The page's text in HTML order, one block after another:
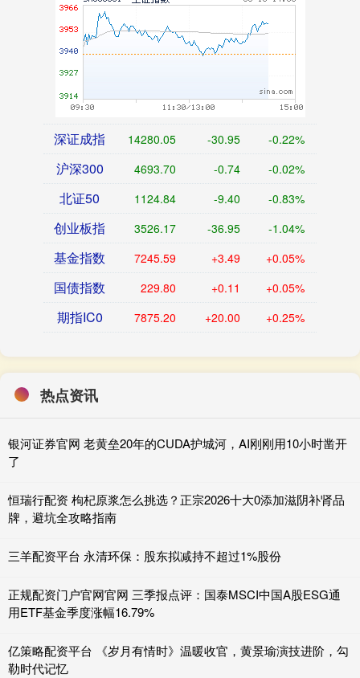
深证成指 14280.05 -30.95 -0.22%
沪深300 4693.70 -0.74 -0.02%
北证50 1124.84 -9.40 -0.83%
创业板指 3526.17 -36.95 -1.04%
基金指数 7245.59 +3.49 +0.05%
国债指数 229.80 +0.11 +0.05%
期指IC0 7875.20 +20.00 +0.25%
热点资讯
银河证券官网 老黄垒20年的CUDA护城河，AI刚刚用10小时凿开
了
恒瑞行配资 枸杞原浆怎么挑选？正宗2026十大0添加滋阴补肾品
牌，避坑全攻略指南
三羊配资平台 永清环保：股东拟减持不超过1%股份
正规配资门户官网官网 三季报点评：国泰MSCI中国A股ESG通
用ETF基金季度涨幅16.79%
亿策略配资平台 《岁月有情时》温暖收官，黄景瑜演技进阶，勾
勒时代记忆